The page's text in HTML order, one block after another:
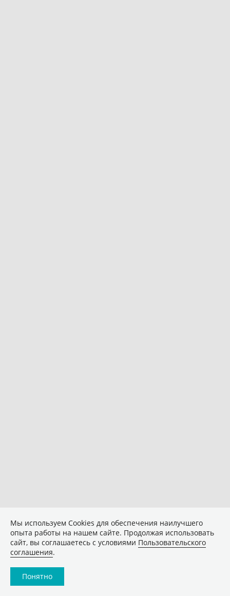
Мы используем Сookies для обеспечения наилучшего
опыта работы на нашем сайте. Продолжая использовать
сайт, вы соглашаетесь с условиями Пользовательского
соглашения.
Понятно